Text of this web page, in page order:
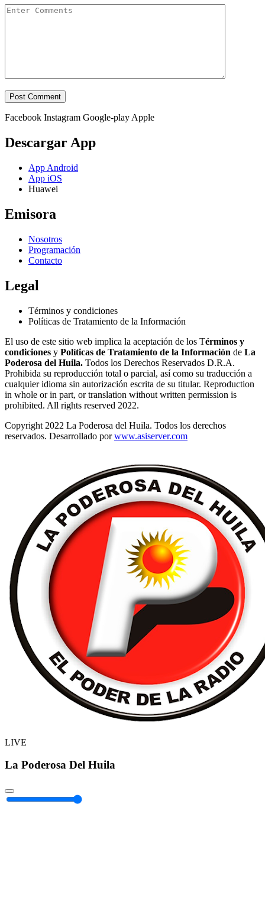
Facebook Instagram Google-play Apple
Descargar App
App Android
App iOS
Huawei
Emisora
Nosotros
Programación
Contacto
Legal
Términos y condiciones
Políticas de Tratamiento de la Información
El uso de este sitio web implica la aceptación de los Términos y
condiciones y Políticas de Tratamiento de la Información de La
Poderosa del Huila. Todos los Derechos Reservados D.R.A.
Prohibida su reproducción total o parcial, así como su traducción a
cualquier idioma sin autorización escrita de su titular. Reproduction
in whole or in part, or translation without written permission is
prohibited. All rights reserved 2022.
Copyright 2022 La Poderosa del Huila. Todos los derechos
reservados. Desarrollado porwww.asiserver.com
LIVE
La Poderosa Del Huila